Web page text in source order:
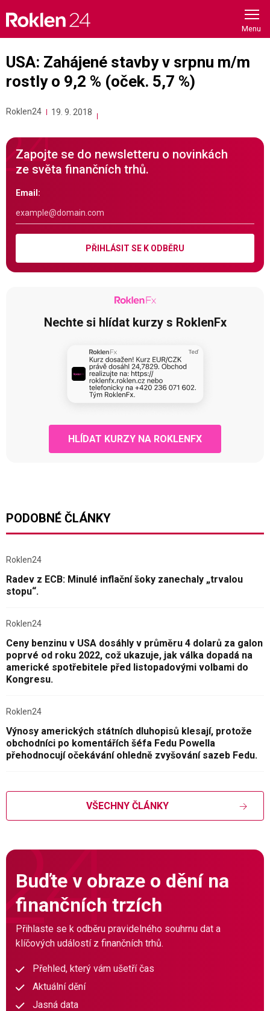
content
USA: Zahájené stavby v srpnu m/m
rostly o 9,2 % (oček. 5,7 %)
Roklen24 19. 9. 2018
Zapojte se do newsletteru o novinkách
ze světa finančních trhů.
Email:
PŘIHLÁSIT SE K ODBĚRU
Nechte si hlídat kurzy s RoklenFx
HLÍDAT KURZY NA ROKLENFX
PODOBNÉ ČLÁNKY
Roklen24
Radev z ECB: Minulé inflační šoky zanechaly „trvalou
stopu“.
Roklen24
Ceny benzinu v USA dosáhly v průměru 4 dolarů za galon
poprvé od roku 2022, což ukazuje, jak válka dopadá na
americké spotřebitele před listopadovými volbami do
Kongresu.
Roklen24
Výnosy amerických státních dluhopisů klesají, protože
obchodníci po komentářích šéfa Fedu Powella
přehodnocují očekávání ohledně zvyšování sazeb Fedu.
VŠECHNY ČLÁNKY
Buďte v obraze o dění na
finančních trzích
Přihlaste se k odběru pravidelného souhrnu dat a
klíčových událostí z finančních trhů.
Přehled, který vám ušetří čas
Aktuální dění
Jasná data